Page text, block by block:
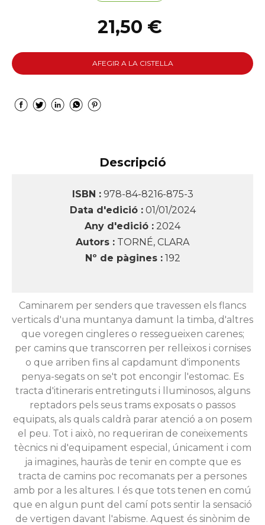
21,50 €
AFEGIR A LA CISTELLA
Descripció
ISBN : 978-84-8216-875-3
Data d'edició : 01/01/2024
Any d'edició : 2024
Autors : TORNÉ, CLARA
Nº de pàgines : 192
Caminarem per senders que travessen els flancs
verticals d'una muntanya damunt la timba, d'altres
que voregen cingleres o ressegueixen carenes;
per camins que transcorren per relleixos i cornises
o que arriben fins al capdamunt d'imponents
penya-segats on se't pot encongir l'estomac. Es
tracta d'itineraris entretinguts i lluminosos, alguns
reptadors pels seus trams exposats o passos
equipats, als quals caldrà parar atenció a on posem
el peu. Tot i això, no requeriran de coneixements
tècnics ni d'equipament especial, únicament i com
ja imagines, hauràs de tenir en compte que es
tracta de camins poc recomanats per a persones
amb por a les altures. I és que tots tenen en comú
que en algun punt del camí pots sentir la sensació
de vertigen davant l'abisme. Aquest és sinònim de